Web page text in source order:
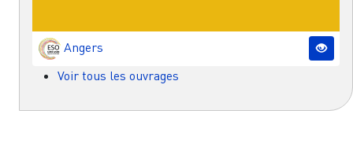
Angers
Voir tous les ouvrages